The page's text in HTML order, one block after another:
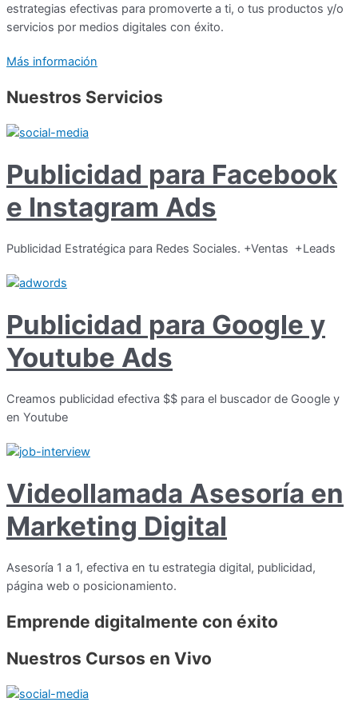
estrategias efectivas para promoverte a ti, o tus productos y/o
servicios por medios digitales con éxito.
Más información
Nuestros Servicios
Publicidad para Facebook
e Instagram Ads
Publicidad Estratégica para Redes Sociales. +Ventas +Leads
Publicidad para Google y
Youtube Ads
Creamos publicidad efectiva $$ para el buscador de Google y
en Youtube
Videollamada Asesoría en
Marketing Digital
Asesoría 1 a 1, efectiva en tu estrategia digital, publicidad,
página web o posicionamiento.
Emprende digitalmente con éxito
Nuestros Cursos en Vivo